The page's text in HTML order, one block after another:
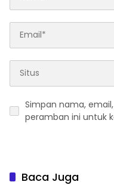
Simpan nama,
peramban ini untuk
Baca Juga